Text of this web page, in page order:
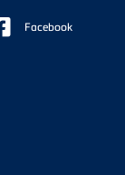
Facebook